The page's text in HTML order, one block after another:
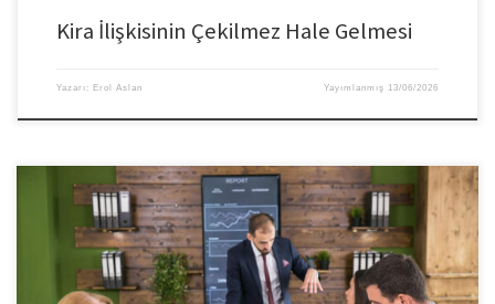
Kira İlişkisinin Çekilmez Hale Gelmesi
Yazarı: Erol Aslan Yayımlanmış 13/06/2026